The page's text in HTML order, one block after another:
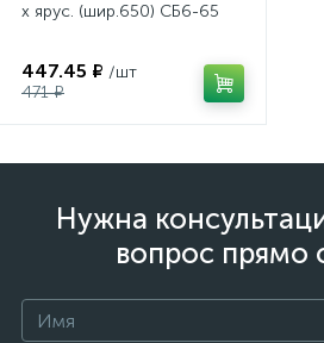
х ярус. (шир.650) СБ6-65
447.45 ₽ /шт
471 ₽
Нужна
вопрос прямо